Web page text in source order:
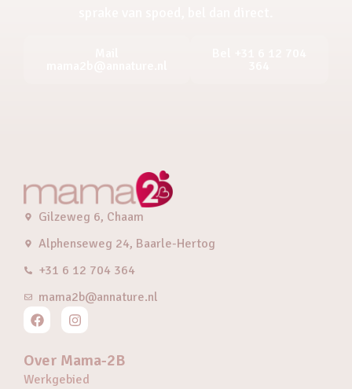
Gilzeweg 6, Chaam
Alphenseweg 24, Baarle-Hertog
+31 6 12 704 364
mama2b@annature.nl
Over Mama-2B
Werkgebied